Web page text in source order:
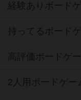
経験ありボード
持ってるボード
高評価ボードゲ
2人用ボードゲー